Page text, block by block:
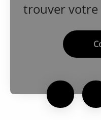
trouver votre